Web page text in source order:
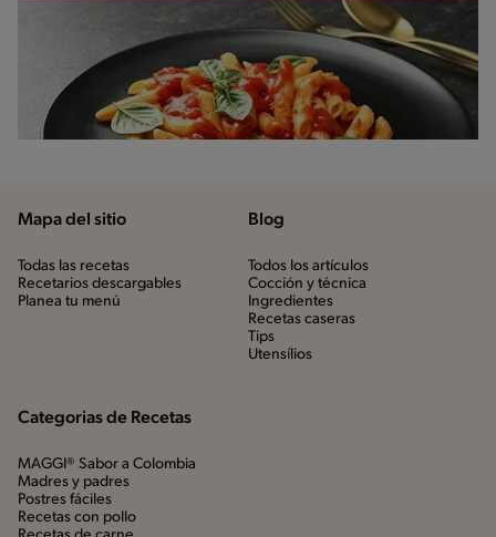
Mapa del sitio
Todas las recetas
Recetarios descargables
Planea tu menú
Blog
Todos los artículos
Cocción y técnica
Ingredientes
Recetas caseras
Tips
Utensílios
Categorias de Recetas
MAGGI® Sabor a Colombia
Madres y padres
Postres fáciles
Recetas con pollo